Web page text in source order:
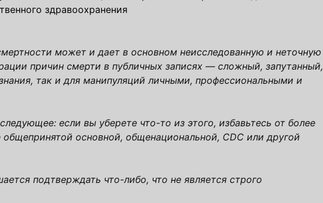
здравоохранения
может и дает в основном неисследованную и неточную
причин смерти в публичных записях — сложный, запутанный,
так и для манипуляций личными, профессиональными и
если вы уберете что-то из этого, избавьтесь от более
основной, общенациональной, CDC или другой
подтверждать что-либо, что не является строго